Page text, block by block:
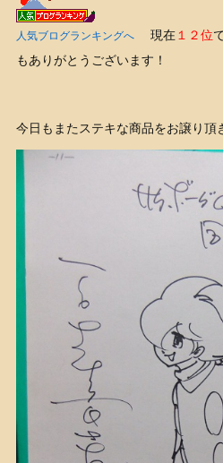
人気ブログランキングへ現在１２位
もありがとうございます！
今日もまたステキな商品をお譲り頂